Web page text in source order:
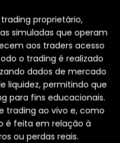
proprietário,
simuladas que operam
aos traders acesso
o trading é realizado
dados de mercado
liquidez, permitindo que
para fins educacionais.
trading ao vivo e, como
é feita em relação à
ou perdas reais.